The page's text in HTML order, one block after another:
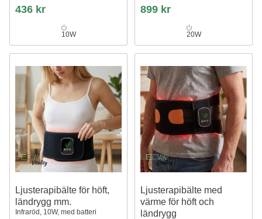
436 kr
10W
899 kr
20W
Ljusterapibälte för höft,
ländrygg mm.
Infraröd, 10W, med batteri
Ljusterapibälte med
värme för höft och
ländrygg